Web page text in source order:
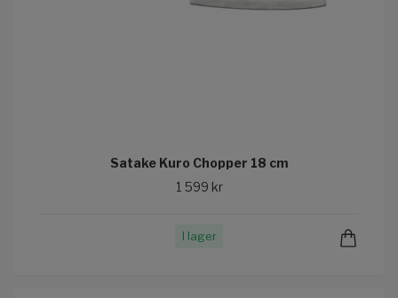
Satake Kuro Chopper 18 cm
1 599 kr
I lager